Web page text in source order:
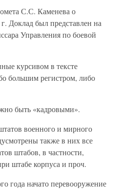
С.С. Каменева о
Доклад был представлен на
Управления по боевой
курсивом в тексте
большим регистром, либо
быть «кадровыми».
военного и мирного
также в них все
штабов, в частности,
штабе корпуса и проч.
года начато перевооружение